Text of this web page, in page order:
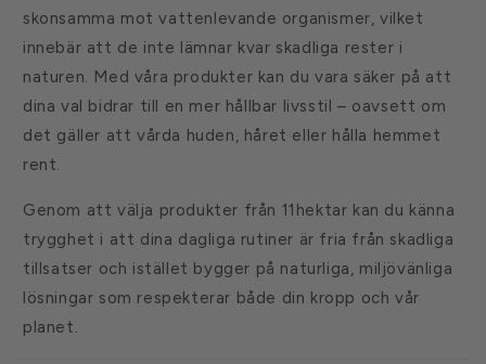
a
s
skonsamma mot vattenlevande organismer, vilket
innebär att de inte lämnar kvar skadliga rester i
naturen. Med våra produkter kan du vara säker på att
dina val bidrar till en mer hållbar livsstil – oavsett om
det gäller att vårda huden, håret eller hålla hemmet
rent.
Genom att välja produkter från 11hektar kan du känna
trygghet i att dina dagliga rutiner är fria från skadliga
tillsatser och istället bygger på naturliga, miljövänliga
lösningar som respekterar både din kropp och vår
planet.